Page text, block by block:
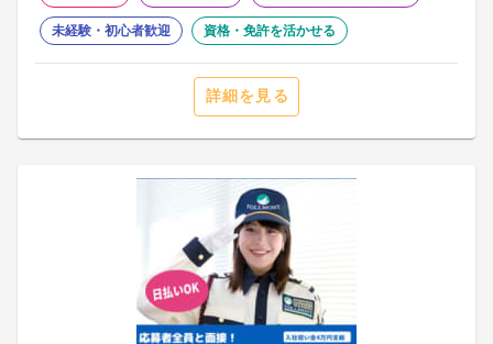
未経験・初心者歓迎 資格・免許を活かせる
詳細を見る